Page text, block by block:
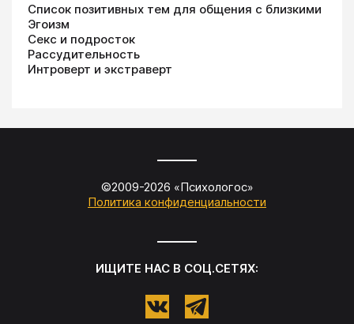
Список позитивных тем для общения с близкими
Эгоизм
Секс и подросток
Рассудительность
Интроверт и экстраверт
©2009-2026 «Психологос»
Политика конфиденциальности
ИЩИТЕ НАС В СОЦ.СЕТЯХ: